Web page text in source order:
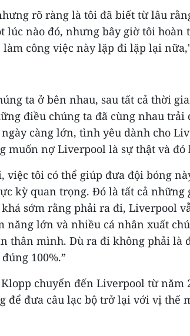
rõ ràng là tôi đã biết từ lâu
lúc nào đó, nhưng bây giờ tôi hoàn
công việc này lặp đi lặp lại
ta ở bên nhau, sau tất cả thời
điều chúng ta đã cùng nhau trải
càng lớn, tình yêu dành cho
muốn nợ Liverpool là sự thật và đó
việc tôi có thể giúp đưa đội bóng
kỳ quan trọng. Đó là tất cả những
sớm rằng phải ra đi, Liverpool
năng lớn và nhiều cá nhân xuất
thân mình. Dù ra đi không phải là
100%.”
chuyển đến Liverpool từ năm
để đưa câu lạc bộ trở lại với vị thế